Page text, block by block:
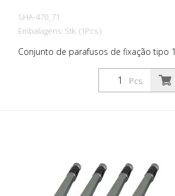
SHA-470_71
Embalagens: Stk. (1Pcs.)
Conjunto de parafusos de fixação tipo 1
Pcs.